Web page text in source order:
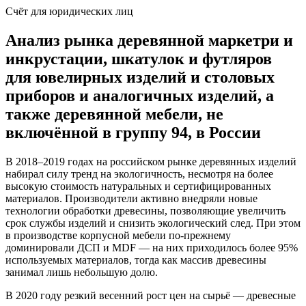
Счёт для юридических лиц
Анализ рынка деревянной маркетри и
инкрустации, шкатулок и футляров
для ювелирных изделий и столовых
приборов и аналогичных изделий, а
также деревянной мебели, не
включённой в группу 94, в России
В 2018–2019 годах на российском рынке деревянных изделий
набирал силу тренд на экологичность, несмотря на более
высокую стоимость натуральных и сертифицированных
материалов. Производители активно внедряли новые
технологии обработки древесины, позволяющие увеличить
срок службы изделий и снизить экологический след. При этом
в производстве корпусной мебели по‑прежнему
доминировали ДСП и MDF — на них приходилось более 95%
используемых материалов, тогда как массив древесины
занимал лишь небольшую долю.
В 2020 году резкий весенний рост цен на сырьё — древесные